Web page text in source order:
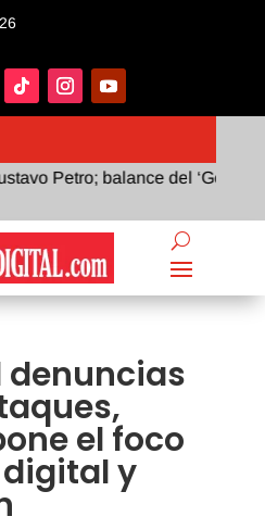
Petro; balance del ‘Gobierno
denuncias
el foco
y